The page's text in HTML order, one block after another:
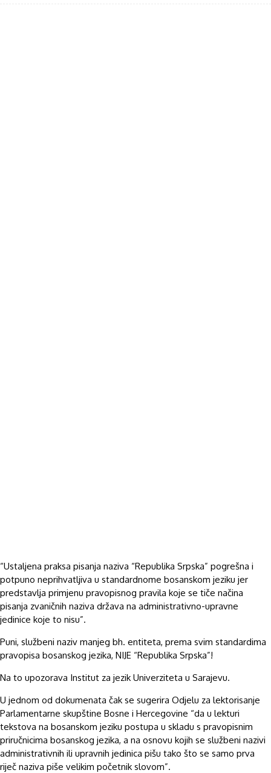
“Ustaljena praksa pisanja naziva “Republika Srpska” pogrešna i
potpuno neprihvatljiva u standardnome bosanskom jeziku jer
predstavlja primjenu pravopisnog pravila koje se tiče načina
pisanja zvaničnih naziva država na administrativno-upravne
jedinice koje to nisu”.
Puni, službeni naziv manjeg bh. entiteta, prema svim standardima
pravopisa bosanskog jezika, NIJE “Republika Srpska”!
Na to upozorava Institut za jezik Univerziteta u Sarajevu.
U jednom od dokumenata čak se sugerira Odjelu za lektorisanje
Parlamentarne skupštine Bosne i Hercegovine “da u lekturi
tekstova na bosanskom jeziku postupa u skladu s pravopisnim
priručnicima bosanskog jezika, a na osnovu kojih se službeni nazivi
administrativnih ili upravnih jedinica pišu tako što se samo prva
riječ naziva piše velikim početnik slovom”.